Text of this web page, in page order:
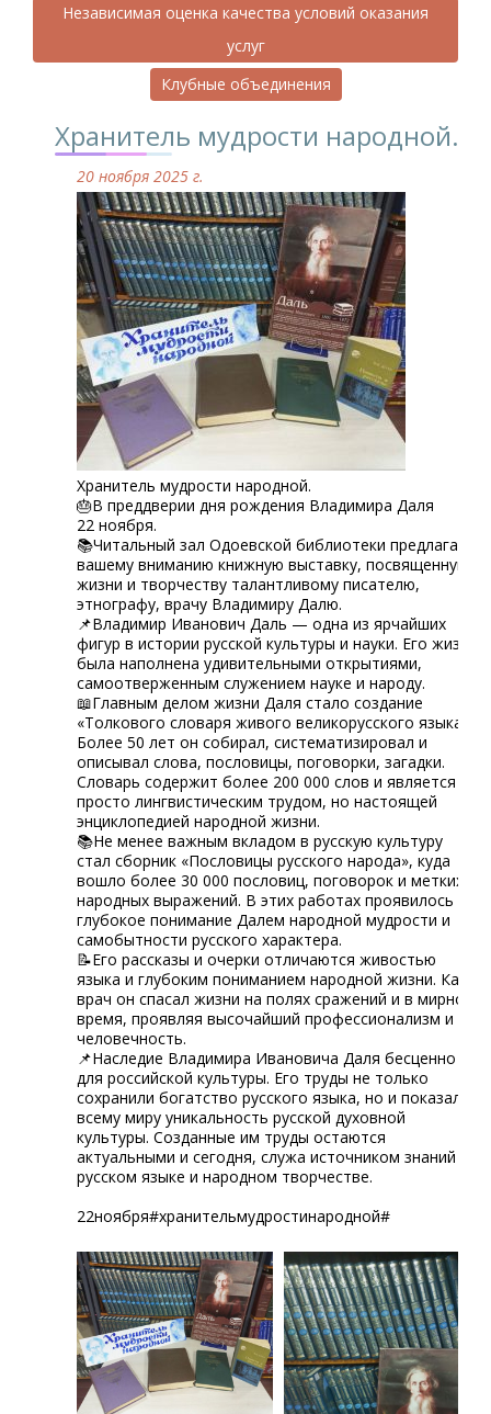
Независимая оценка качества условий оказания
услуг
Клубные объединения
Хранитель мудрости народной.
20 ноября 2025 г.
Хранитель мудрости народной.
🎂В преддверии дня рождения Владимира Даля
22 ноября.
📚Читальный зал Одоевской библиотеки предлагает
вашему вниманию книжную выставку, посвященную
жизни и творчеству талантливому писателю,
этнографу, врачу Владимиру Далю.
📌Владимир Иванович Даль — одна из ярчайших
фигур в истории русской культуры и науки. Его жизнь
была наполнена удивительными открытиями,
самоотверженным служением науке и народу.
📖Главным делом жизни Даля стало создание
«Толкового словаря живого великорусского языка».
Более 50 лет он собирал, систематизировал и
описывал слова, пословицы, поговорки, загадки.
Словарь содержит более 200 000 слов и является не
просто лингвистическим трудом, но настоящей
энциклопедией народной жизни.
📚Не менее важным вкладом в русскую культуру
стал сборник «Пословицы русского народа», куда
вошло более 30 000 пословиц, поговорок и метких
народных выражений. В этих работах проявилось
глубокое понимание Далем народной мудрости и
самобытности русского характера.
📝Его рассказы и очерки отличаются живостью
языка и глубоким пониманием народной жизни. Как
врач он спасал жизни на полях сражений и в мирное
время, проявляя высочайший профессионализм и
человечность.
📌Наследие Владимира Ивановича Даля бесценно
для российской культуры. Его труды не только
сохранили богатство русского языка, но и показали
всему миру уникальность русской духовной
культуры. Созданные им труды остаются
актуальными и сегодня, служа источником знаний о
русском языке и народном творчестве.
22ноября#хранительмудростинародной#